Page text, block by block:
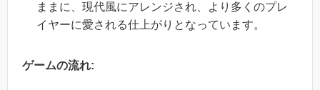
ままに、現代風にアレンジされ、より多くのプレ
イヤーに愛される仕上がりとなっています。
ゲームの流れ: